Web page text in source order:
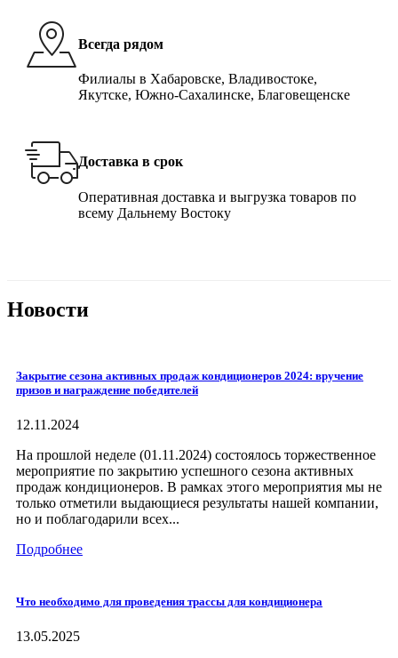
Всегда рядом
Филиалы в Хабаровске, Владивостоке,
Якутске, Южно-Сахалинске, Благовещенске
Доставка в срок
Оперативная доставка и выгрузка товаров по
всему Дальнему Востоку
Новости
Закрытие сезона активных продаж кондиционеров 2024: вручение
призов и награждение победителей
12.11.2024
На прошлой неделе (01.11.2024) состоялось торжественное
мероприятие по закрытию успешного сезона активных
продаж кондиционеров. В рамках этого мероприятия мы не
только отметили выдающиеся результаты нашей компании,
но и поблагодарили всех...
Подробнее
Что необходимо для проведения трассы для кондиционера
13.05.2025